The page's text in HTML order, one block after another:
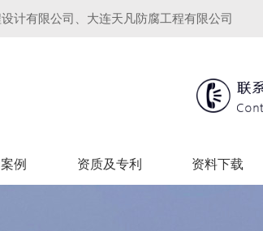
计有限公司、大连天凡防腐工程有限公司
例 资质及专利 资料下载